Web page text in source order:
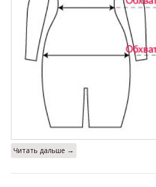
Читать дальше →